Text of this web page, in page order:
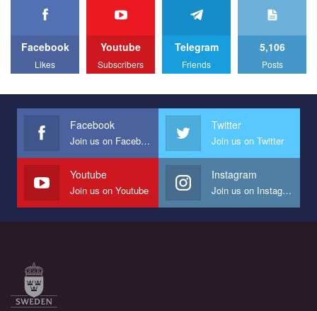
We appeal to your support and ask to help us implement our plan
All you have to do is to press "Like" below the video.
Эмоционально сильный ролик от команды "Гей-альянс
представляющий программу развития организации.
Мы просим вас поддержать нас и помочь нам реализовать
наш план по борьбе с насилием и дискриминацией на почве
СОГИ в Украине.
Все, что вам нужно сделать - это зайти на наш канал YouTube
по этой ссылке и поставить лайк под видео.
Facebook
Likes
Youtube
Subscribers
Telegram
Friends
5,106
Posts
Facebook
Join us on Facebook
Twitter
Join us on Twitter
Youtube
Join us on Youtube
Instagram
Join us on Instagram